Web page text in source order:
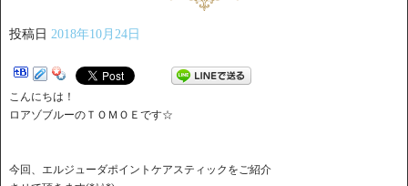
投稿日 2018年10月24日
こんにちは！
ロアゾブルーのＴＯＭＯＥです☆
今回、エルジューダポイントケアスティックをご紹介